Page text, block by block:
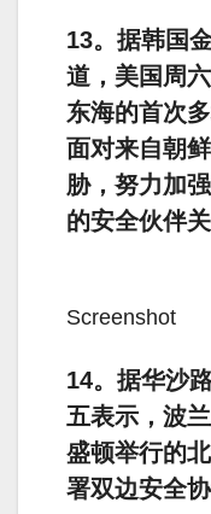
13。据韩国
道，美国周
东海的首次
面对来自朝
胁，努力加
的安全伙伴
Screenshot
14。据华沙
五表示，波
盛顿举行的
署双边安全协